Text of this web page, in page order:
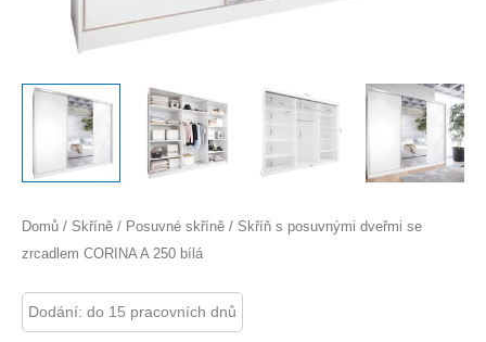
Domů / Skříně / Posuvné skříně / Skříň s posuvnými dveřmi se
zrcadlem CORINA A 250 bílá
Dodání: do 15 pracovních dnů